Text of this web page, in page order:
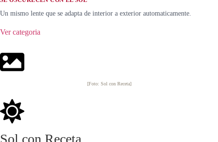
Un mismo lente que se adapta de interior a exterior automaticamente.
Ver categoria
[Foto: Sol con Receta]
Sol con Receta